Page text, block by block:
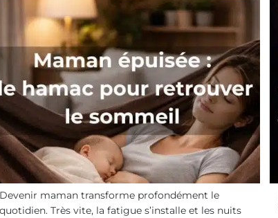
Devenir maman transforme profondément le
quotidien. Très vite, la fatigue s’installe et les nuits